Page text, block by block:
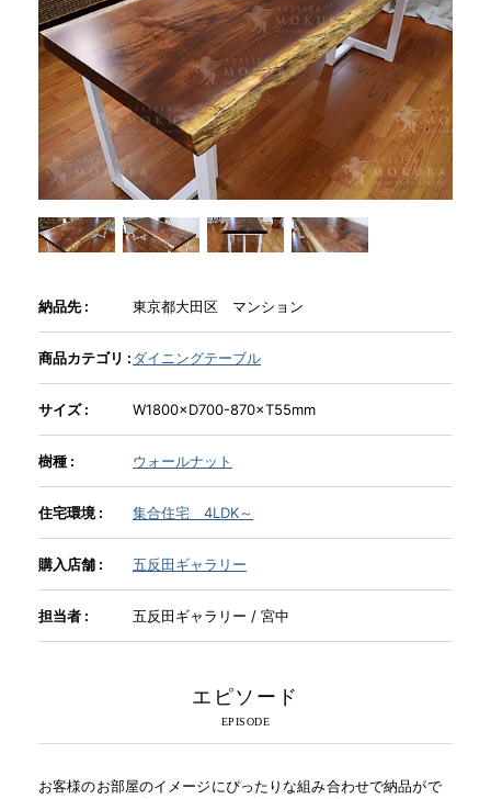
直営店
イベント
WEBカタログ
新入荷情報
納品事例
INFORMATION
MOKUBA CHANNEL
よくあるご質問
納品先 : 東京都大田区 マンション
商品カテゴリ :ダイニングテーブル
サイズ : W1800×D700-870×T55mm
樹種 : ウォールナット
住宅環境 : 集合住宅 4LDK～
購入店舗 : 五反田ギャラリー
担当者 : 五反田ギャラリー / 宮中
エピソード
お客様のお部屋のイメージにぴったりな組み合わせで納品がで